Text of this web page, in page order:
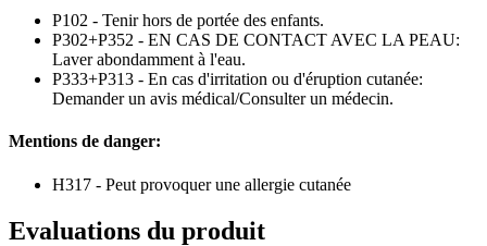
P102 - Tenir hors de portée des enfants.
P302+P352 - EN CAS DE CONTACT AVEC LA PEAU:
Laver abondamment à l'eau.
P333+P313 - En cas d'irritation ou d'éruption cutanée:
Demander un avis médical/Consulter un médecin.
Mentions de danger:
H317 - Peut provoquer une allergie cutanée
Evaluations du produit